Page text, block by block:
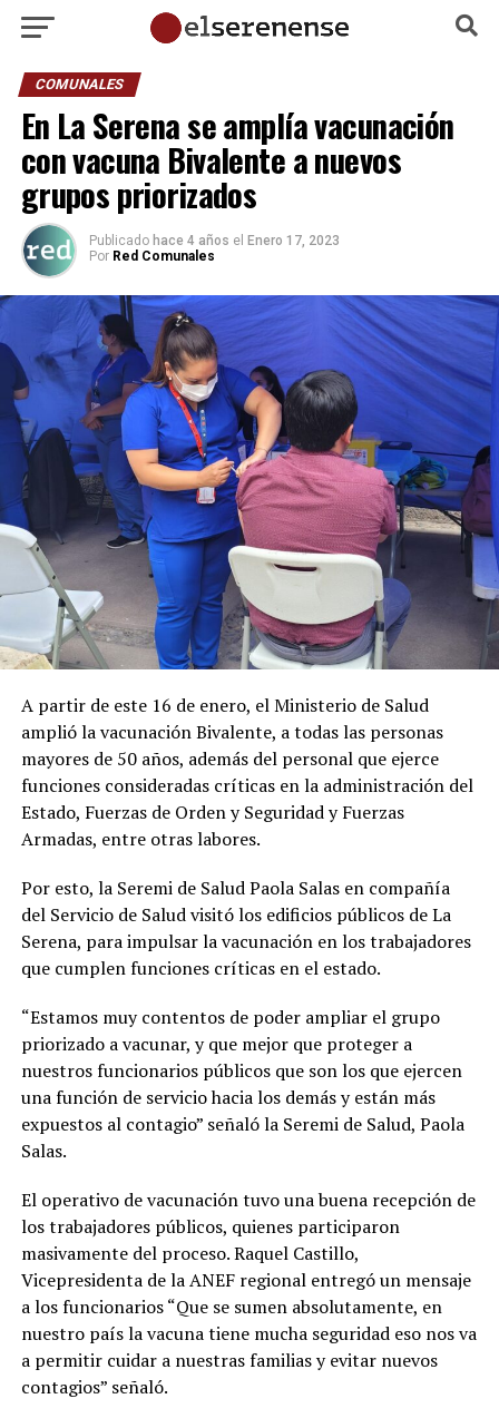
COMUNALES
En La Serena se amplía vacunación
con vacuna Bivalente a nuevos
grupos priorizados
Publicado hace 4 años el Enero 17, 2023
Por Red Comunales
A partir de este 16 de enero, el Ministerio de Salud
amplió la vacunación Bivalente, a todas las personas
mayores de 50 años, además del personal que ejerce
funciones consideradas críticas en la administración del
Estado, Fuerzas de Orden y Seguridad y Fuerzas
Armadas, entre otras labores.
Por esto, la Seremi de Salud Paola Salas en compañía
del Servicio de Salud visitó los edificios públicos de La
Serena, para impulsar la vacunación en los trabajadores
que cumplen funciones críticas en el estado.
“Estamos muy contentos de poder ampliar el grupo
priorizado a vacunar, y que mejor que proteger a
nuestros funcionarios públicos que son los que ejercen
una función de servicio hacia los demás y están más
expuestos al contagio” señaló la Seremi de Salud, Paola
Salas.
El operativo de vacunación tuvo una buena recepción de
los trabajadores públicos, quienes participaron
masivamente del proceso. Raquel Castillo,
Vicepresidenta de la ANEF regional entregó un mensaje
a los funcionarios “Que se sumen absolutamente, en
nuestro país la vacuna tiene mucha seguridad eso nos va
a permitir cuidar a nuestras familias y evitar nuevos
contagios” señaló.